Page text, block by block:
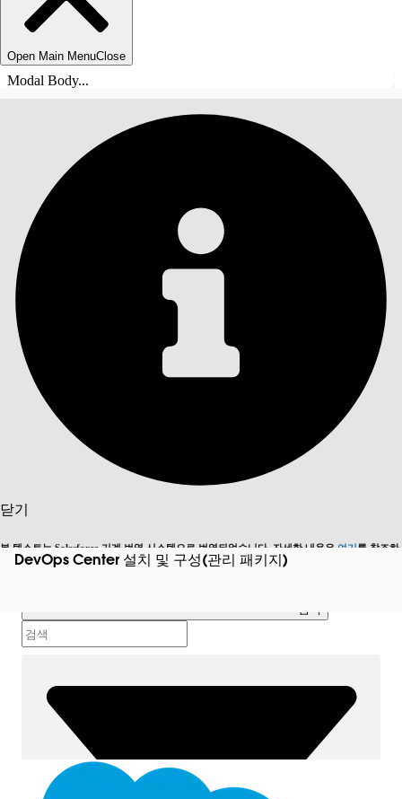
Open Main MenuClose
Modal Body...
닫기
본 텍스트는 Salesforce 기계 번역 시스템으로 번역되었습니다. 자세한 내용은 여기를 참조하
세요.
영어로 전환 지금 안 함
DevOps Center 설치 및 구성(관리 패키지)
목차 표시
목차
검색